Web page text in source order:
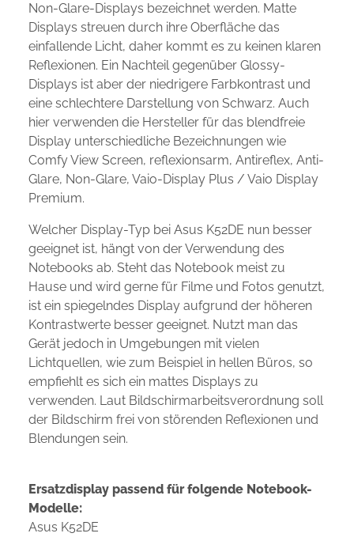
Non-Glare-Displays bezeichnet werden. Matte
Displays streuen durch ihre Oberfläche das
einfallende Licht, daher kommt es zu keinen klaren
Reflexionen. Ein Nachteil gegenüber Glossy-
Displays ist aber der niedrigere Farbkontrast und
eine schlechtere Darstellung von Schwarz. Auch
hier verwenden die Hersteller für das blendfreie
Display unterschiedliche Bezeichnungen wie
Comfy View Screen, reflexionsarm, Antireflex, Anti-
Glare, Non-Glare, Vaio-Display Plus / Vaio Display
Premium.
Welcher Display-Typ bei Asus K52DE nun besser
geeignet ist, hängt von der Verwendung des
Notebooks ab. Steht das Notebook meist zu
Hause und wird gerne für Filme und Fotos genutzt,
ist ein spiegelndes Display aufgrund der höheren
Kontrastwerte besser geeignet. Nutzt man das
Gerät jedoch in Umgebungen mit vielen
Lichtquellen, wie zum Beispiel in hellen Büros, so
empfiehlt es sich ein mattes Displays zu
verwenden. Laut Bildschirmarbeitsverordnung soll
der Bildschirm frei von störenden Reflexionen und
Blendungen sein.
Ersatzdisplay passend für folgende Notebook-
Modelle:
Asus K52DE